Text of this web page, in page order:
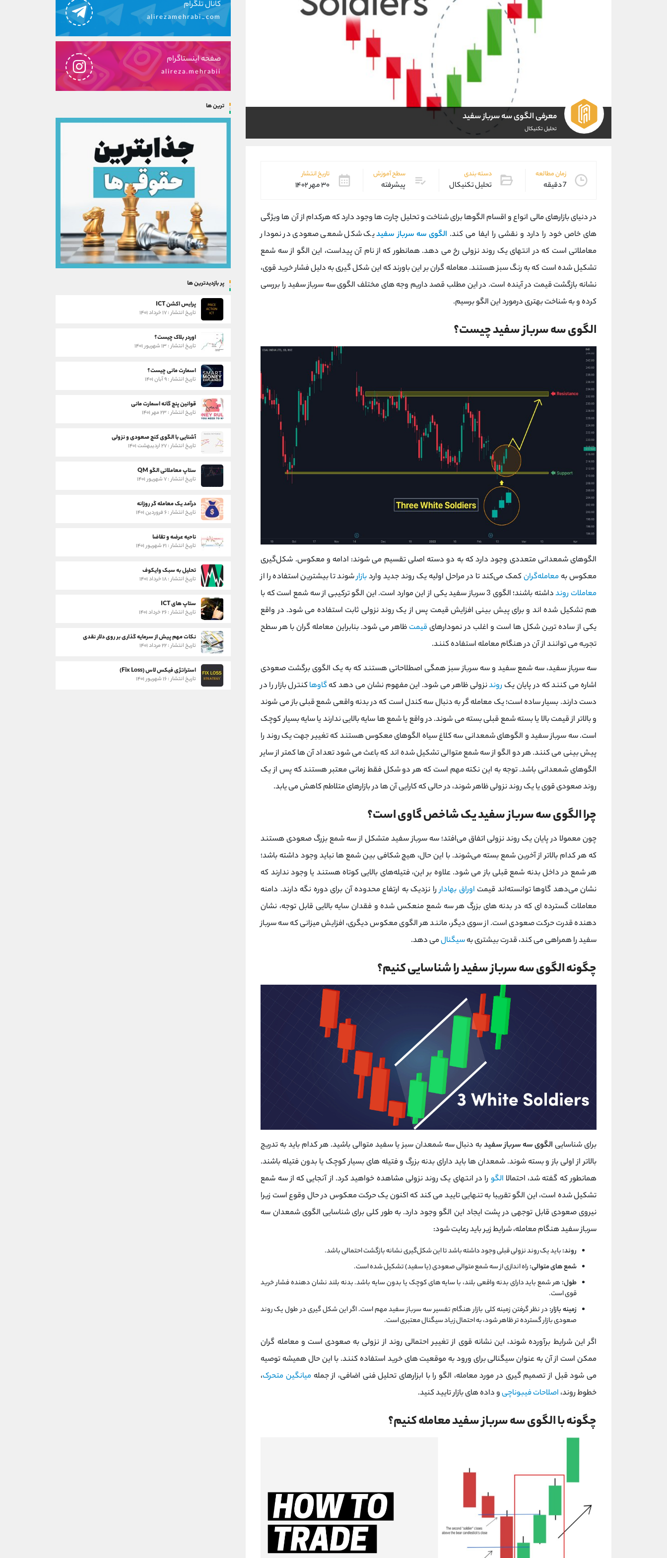
معرفی الگوی سه سرباز سفید
تحلیل تکنیکال
زمان مطالعه
7 دقیقه
دسته بندی
تحلیل تکنیکال
سطح آموزش
پیشرفته
تاریخ انتشار
۳۰ مهر ۱۴۰۲
در دنیای بازارهای مالی انواع و اقسام الگوها برای شناخت و تحلیل چارت ها وجود دارد که هرکدام از آن ها ویژگی
های خاص خود را دارد و نقشی را ایفا می کند. الگوی سه سرباز سفیدیک شکل شمعی صعودی در نمودار
معاملاتی است که در انتهای یک روند نزولی رخ می دهد. همانطور که از نام آن پیداست، این الگو از سه شمع
تشکیل شده است که به رنگ سبز هستند. معامله گران بر این باورند که این شکل گیری به دلیل فشار خرید قوی،
نشانه بازگشت قیمت در آینده است. در این مطلب قصد داریم وجه های مختلف الگوی سه سرباز سفید را بررسی
کرده و به شناخت بهتری درمورد این الگو برسیم.
الگوی سه سرباز سفید چیست؟
الگوهای شمعدانی متعددی وجود دارد که به دو دسته اصلی تقسیم می شوند: ادامه و معکوس. شکل‌گیری
معکوس بهمعامله‌گرانکمک می‌کند تا در مراحل اولیه یک روند جدید واردبازارشوند تا بیشترین استفاده را از
معاملات روند
داشته باشند؛ الگوی 3 سرباز سفید یکی از این موارد است. این الگو ترکیبی از سه شمع است که با
هم تشکیل شده اند و برای پیش بینی افزایش قیمت پس از یک روند نزولی ثابت استفاده می شود. در واقع
یکی از ساده ترین شکل ها است و اغلب در نمودارهایقیمت ظاهر می شود. بنابراین معامله گران با هر سطح
تجربه می توانند از آن در هنگام معامله استفاده کنند.
سه سرباز سفید، سه شمع سفید و سه سرباز سبز همگی اصطلاحاتی هستند که به یک الگوی برگشت صعودی
اشاره می کنند که در پایان یک روندنزولی ظاهر می شود. این مفهوم نشان می دهد کهگاوهاکنترل بازار را در
دست دارند. بسیار ساده است؛ یک معامله گر به دنبال سه کندل است که در بدنه واقعی شمع قبلی باز می شوند
و بالاتر از قیمت بالا یا بسته شمع قبلی بسته می شوند. در واقع یا شمع ها سایه بالایی ندارند یا سایه بسیار کوچک
است. سه سرباز سفید و الگوهای شمعدانی سه کلاغ سیاه الگوهای معکوس هستند که تغییر جهت یک روند را
پیش بینی می کنند. هر دو الگو از سه شمع متوالی تشکیل شده اند که باعث می شود تعداد آن ها کمتر از سایر
الگوهای شمعدانی باشد. توجه به این نکته مهم است که هر دو شکل فقط زمانی معتبر هستند که پس از یک
روند صعودی قوی یا یک روند نزولی ظاهر شوند، در حالی که کارایی آن ها در بازارهای متلاطم کاهش می یابد.
چرا الگوی سه سرباز سفید یک شاخص گاوی است؟
چون معمولا در پایان یک روند نزولی اتفاق می‌افتد؛ سه سرباز سفید متشکل از سه شمع بزرگ صعودی هستند
که هر کدام بالاتر از آخرین شمع بسته می‌شوند. با این حال، هیچ شکافی بین شمع ها نباید وجود داشته باشد؛
هر شمع در داخل بدنه شمع قبلی باز می شود. علاوه بر این، فتیله‌های بالایی کوتاه هستند یا وجود ندارند که
نشان می‌دهد گاوها توانسته‌اند قیمت اوراق بهاداررا نزدیک به ارتفاع محدوده آن برای دوره نگه دارند. دامنه
معاملات گسترده ای که در بدنه های بزرگ هر سه شمع منعکس شده و فقدان سایه بالایی قابل توجه، نشان
دهنده قدرت حرکت صعودی است. از سوی دیگر، مانند هر الگوی معکوس دیگری، افزایش میزانی که سه سرباز
سفید را همراهی می کند، قدرت بیشتری بهسیگنالمی دهد.
چگونه الگوی سه سرباز سفید را شناسایی کنیم؟
برای شناسایی الگوی سه سرباز سفیدبه دنبال سه شمعدان سبز یا سفید متوالی باشید. هر کدام باید به تدریج
بالاتر از اولی باز و بسته شوند. شمعدان ها باید دارای بدنه بزرگ و فتیله های بسیار کوچک یا بدون فتیله باشند.
همانطور که گفته شد، احتمالا الگو را در انتهای یک روند نزولی مشاهده خواهید کرد. از آنجایی که از سه شمع
تشکیل شده است، این الگو تقریبا به تنهایی تایید می کند که اکنون یک حرکت معکوس در حال وقوع است زیرا
نیروی صعودی قابل توجهی در پشت ایجاد این الگو وجود دارد. به طور کلی برای شناسایی الگوی شمعدان سه
سرباز سفید هنگام معامله، شرایط زیر باید رعایت شود:
روند:باید یک روند نزولی قبلی وجود داشته باشد تا این شکل‌گیری نشانه بازگشت احتمالی باشد.
شمع های متوالی:راه اندازی از سه شمع متوالی صعودی (یا سفید) تشکیل شده است.
طول: هر شمع باید دارای بدنه واقعی بلند، با سایه های کوچک یا بدون سایه باشد. بدنه بلند نشان دهنده فشار خرید
قوی است.
زمینه بازار: در نظر گرفتن زمینه کلی بازار هنگام تفسیر سه سرباز سفید مهم است. اگر این شکل گیری در طول یک روند
صعودی بازار گسترده تر ظاهر شود، به احتمال زیاد سیگنال معتبری است.
اگر این شرایط برآورده شوند، این نشانه قوی از تغییر احتمالی روند از نزولی به صعودی است و معامله گران
ممکن است از آن به عنوان سیگنالی برای ورود به موقعیت های خرید استفاده کنند. با این حال همیشه توصیه
می شود قبل از تصمیم گیری در مورد معامله، الگو را با ابزارهای تحلیل فنی اضافی، از جمله میانگین متحرک،
خطوط روند، اصلاحات فیبوناچیو داده های بازار تایید کنید.
چگونه با الگوی سه سرباز سفید معامله کنیم؟
کانال تلگرام
alirezamehrabi_com
صفحه اینستاگرام
alireza.mehrabii
ترین ها
پر بازدیدترین ها
پرایس اکشن ICT
تاریخ انتشار : ۱۷ خرداد ۱۴۰۱
اوردر بلاک چیست؟
تاریخ انتشار : ۱۳ شهریور ۱۴۰۱
اسمارت مانی چیست؟
تاریخ انتشار : ۹ آبان ۱۴۰۱
قوانین پنج گانه اسمارت مانی
تاریخ انتشار : ۲۳ مهر ۱۴۰۱
آشنایی با الگوی کنج صعودی و نزولی
تاریخ انتشار : ۲۷ اردیبهشت ۱۴۰۱
ستاپ معاملاتی الگو QM
تاریخ انتشار : ۷ شهریور ۱۴۰۱
درآمد یک معامله گر روزانه
تاریخ انتشار : ۶ فروردین ۱۴۰۱
ناحیه عرضه و تقاضا
تاریخ انتشار : ۲۱ شهریور ۱۴۰۱
تحلیل به سبک وایکوف
تاریخ انتشار : ۱۸ خرداد ۱۴۰۱
ستاپ های ICT
تاریخ انتشار : ۲۶ خرداد ۱۴۰۱
نکات مهم پیش از سرمایه گذاری بر روی دلار نقدی
تاریخ انتشار : ۲۲ مرداد ۱۴۰۱
استراتژی فیکس لاس (Fix Loss)
تاریخ انتشار : ۱۶ شهریور ۱۴۰۱